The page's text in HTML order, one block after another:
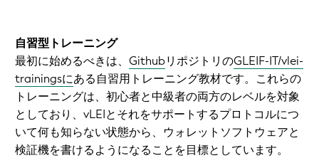
自習型トレーニング
最初に始めるべきは、 GithubリポジトリのGLEIF-IT/vlei-
trainingsにある自習用トレーニング教材です。これらの
トレーニングは、初心者と中級者の両方のレベルを対象
としており、vLEIとそれをサポートするプロトコルにつ
いて何も知らない状態から、ウォレットソフトウェアと
検証機を書けるようになることを目標としています。